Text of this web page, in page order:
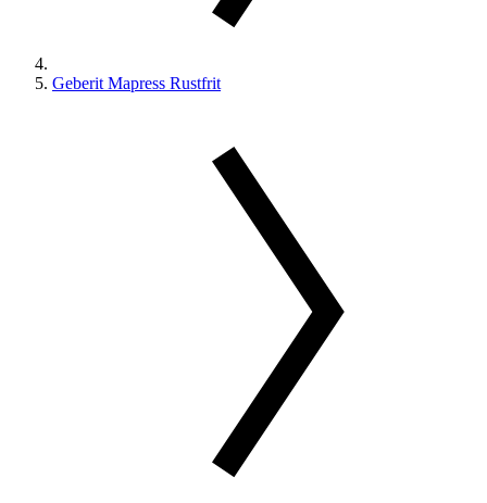
Geberit Mapress Rustfrit